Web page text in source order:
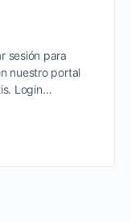
sesión para
nuestro portal
Login…